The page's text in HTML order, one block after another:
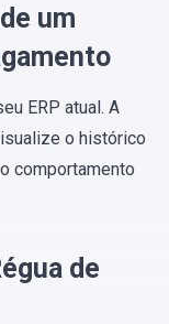
um
ERP atual. A
o histórico
comportamento
de